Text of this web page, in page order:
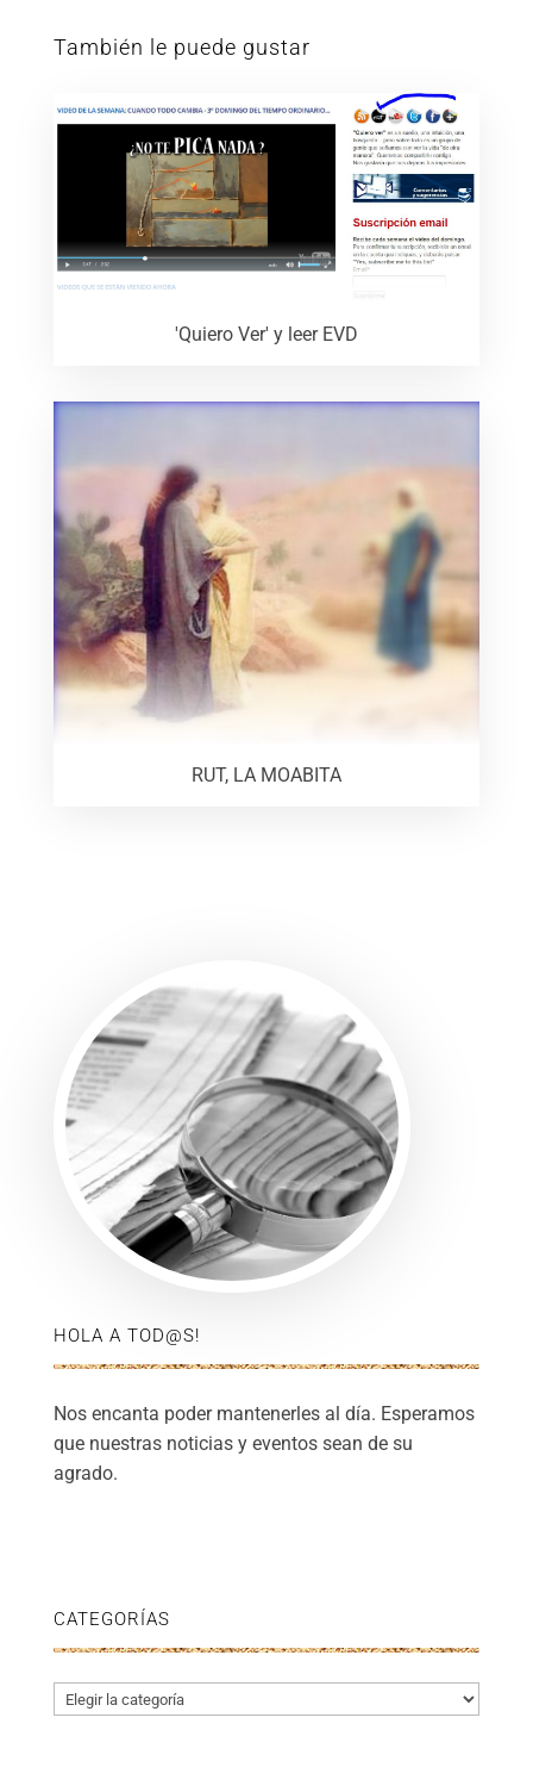
También le puede gustar
'Quiero Ver' y leer EVD
RUT, LA MOABITA
HOLA A TOD@S!
Nos encanta poder mantenerles al día. Esperamos
que nuestras noticias y eventos sean de su
agrado.
CATEGORÍAS
Categorías